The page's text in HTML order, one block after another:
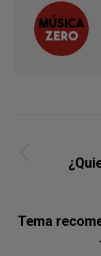
Tema